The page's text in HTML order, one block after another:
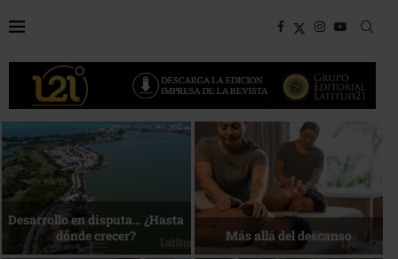
Bottega, un viaje servido a la
mesa
Energía que Impulsa la
competitividad